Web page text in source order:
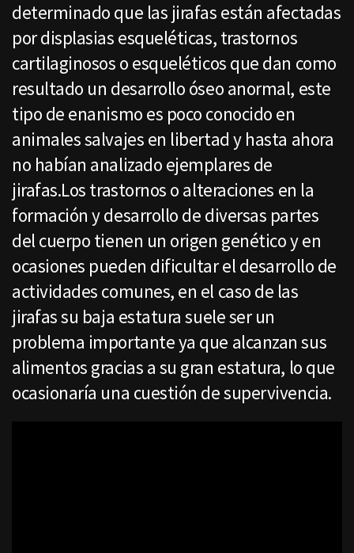
determinado que las jirafas están afectadas
por displasias esqueléticas, trastornos
cartilaginosos o esqueléticos que dan como
resultado un desarrollo óseo anormal, este
tipo de enanismo es poco conocido en
animales salvajes en libertad y hasta ahora
no habían analizado ejemplares de
jirafas.Los trastornos o alteraciones en la
formación y desarrollo de diversas partes
del cuerpo tienen un origen genético y en
ocasiones pueden dificultar el desarrollo de
actividades comunes, en el caso de las
jirafas su baja estatura suele ser un
problema importante ya que alcanzan sus
alimentos gracias a su gran estatura, lo que
ocasionaría una cuestión de supervivencia.